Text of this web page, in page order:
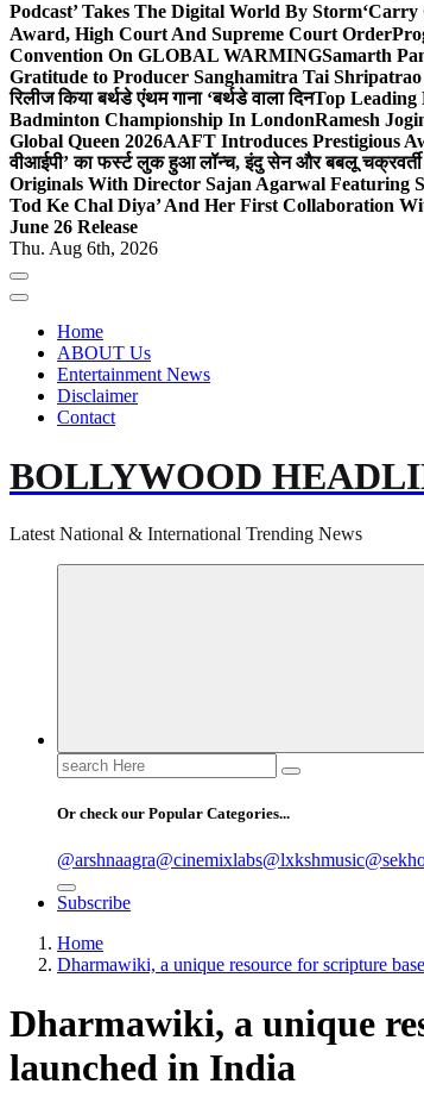
Podcast’ Takes The Digital World By Storm‘Carry
Award, High Court And Supreme Court Order
Convention On GLOBAL WARMINGSamarth
Gratitude to Producer Sanghamitra Tai
रिलीज किया बर्थडे एंथम गाना ‘बर्थडे वाला दिनTop Leading
Badminton Championship In LondonRamesh
Global Queen 2026AAFT Introduces Prestigious
वीआईपी’ का फर्स्ट लुक हुआ लॉन्च, इंदु सेन और बबलू
Originals With Director Sajan Agarwal Featuring
Tod Ke Chal Diya’ And Her First Collaboration
June 26 Release
Thu. Aug 6th, 2026
Home
ABOUT Us
Entertainment News
Disclaimer
Contact
BOLLYWOOD
Latest National & International Trending News
Search
for:
Or check our Popular Categories...
@arshnaagra@cinemixlabs@lxkshmusic
Subscribe
Home
Dharmawiki, a unique resource for scripture
Dharmawiki, a unique
launched in India